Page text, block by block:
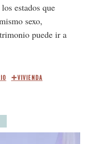
estados que
sexo,
puede ir a
VIVIENDA